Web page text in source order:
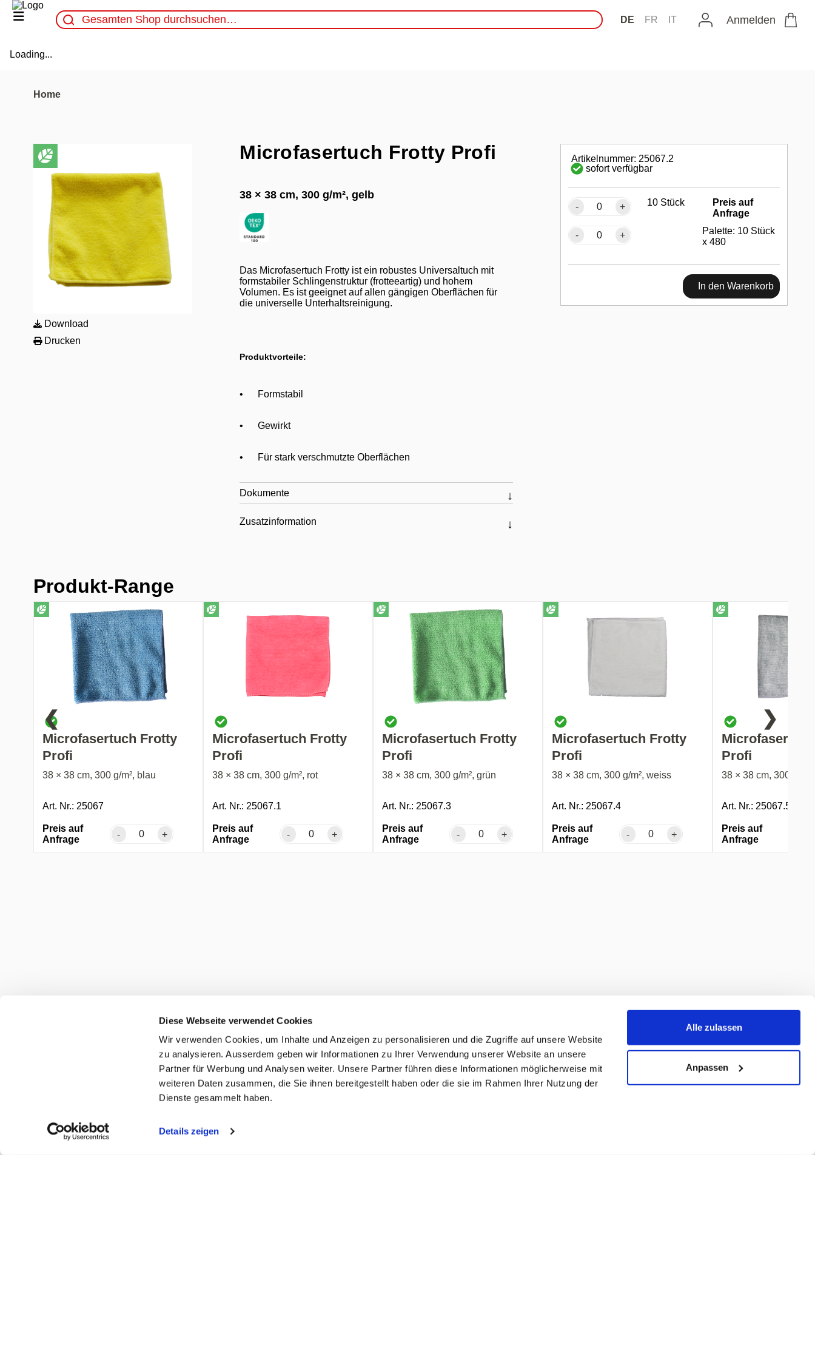
Diese Webseite verwendet Cookies
Wir verwenden Cookies, um Inhalte und Anzeigen zu personalisieren und die Zugriffe auf unsere Website
zu analysieren. Ausserdem geben wir Informationen zu Ihrer Verwendung unserer Website an unsere
Partner für Werbung und Analysen weiter. Unsere Partner führen diese Informationen möglicherweise mit
weiteren Daten zusammen, die Sie ihnen bereitgestellt haben oder die sie im Rahmen Ihrer Nutzung der
Dienste gesammelt haben.
Details zeigen
Alle zulassen
Anpassen
DE FR IT Anmelden
Loading...
Home
Download
Drucken
Microfasertuch Frotty Profi
38 × 38 cm, 300 g/m², gelb
Das Microfasertuch Frotty ist ein robustes Universaltuch mit
formstabiler Schlingenstruktur (frotteeartig) und hohem
Volumen. Es ist geeignet auf allen gängigen Oberflächen für
die universelle Unterhaltsreinigung.
Produktvorteile:
• Formstabil
• Gewirkt
• Für stark verschmutzte Oberflächen
Dokumente
Zusatzinformation
Artikelnummer: 25067.2
sofort verfügbar
- + 10 Stück
Preis auf
Anfrage
- +
Palette: 10 Stück
x 480
In den Warenkorb
Produkt-Range
Microfasertuch Frotty
Profi
38 × 38 cm, 300 g/m², blau
Art. Nr.: 25067
Preis auf
Anfrage
- +
Microfasertuch Frotty
Profi
38 × 38 cm, 300 g/m², rot
Art. Nr.: 25067.1
Preis auf
Anfrage
- +
Microfasertuch Frotty
Profi
38 × 38 cm, 300 g/m², grün
Art. Nr.: 25067.3
Preis auf
Anfrage
- +
Microfasertuch Frotty
Profi
38 × 38 cm, 300 g/m², weiss
Art. Nr.: 25067.4
Preis auf
Anfrage
- +
Profi
38 × 38 cm, 300 g/
Art. Nr.: 25067.5
Preis auf
Anfrage
❮ ❯